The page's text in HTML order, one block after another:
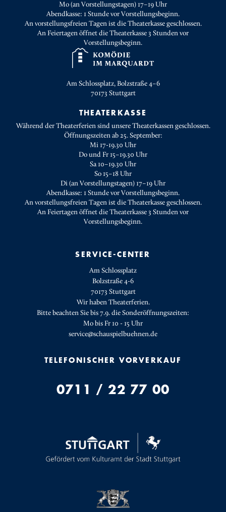
Mo (an Vorstellungstagen) 17–19 Uhr
Abendkasse: 1 Stunde vor Vorstellungsbeginn.
An vorstellungsfreien Tagen ist die Theaterkasse geschlossen.
An Feiertagen öffnet die Theaterkasse 3 Stunden vor
Vorstellungsbeginn.
Am Schlossplatz, Bolzstraße 4–6
70173 Stuttgart
THEATERKASSE
Während der Theaterferien sind unsere Theaterkassen geschlossen.
Öffnungszeiten ab 25. September:
Mi 17-19.30 Uhr
Do und Fr 15–19.30 Uhr
Sa 10–19.30 Uhr
So 15–18 Uhr
Di (an Vorstellungstagen) 17–19 Uhr
Abendkasse: 1 Stunde vor Vorstellungsbeginn.
An vorstellungsfreien Tagen ist die Theaterkasse geschlossen.
An Feiertagen öffnet die Theaterkasse 3 Stunden vor
Vorstellungsbeginn.
SERVICE-CENTER
Am Schlossplatz
Bolzstraße 4-6
70173 Stuttgart
Wir haben Theaterferien.
Bitte beachten Sie bis 7.9. die Sonderöffnungszeiten:
Mo bis Fr 10 - 15 Uhr
service@schauspielbuehnen.de
TELEFONISCHER VORVERKAUF
0711 / 22 77 00